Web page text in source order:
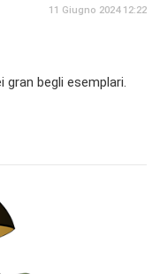
11 Giugno 2024 12:22
gran begli esemplari.